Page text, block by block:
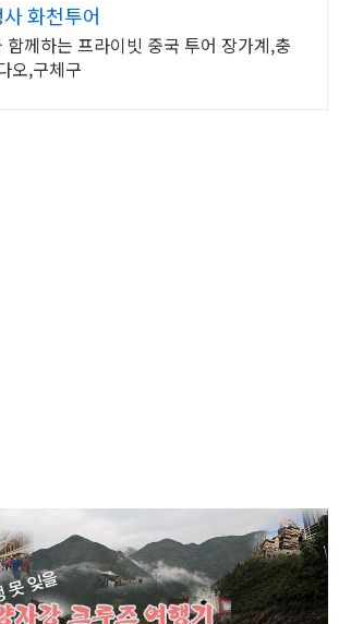
화천투어
함께하는 프라이빗 중국 투어 장가계,충
오,구체구